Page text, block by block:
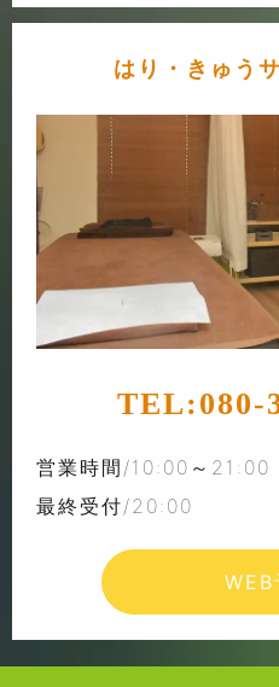
はり・きゅう
TEL:080-
営業時間/10:00～21:00
最終受付/20:00
WEB